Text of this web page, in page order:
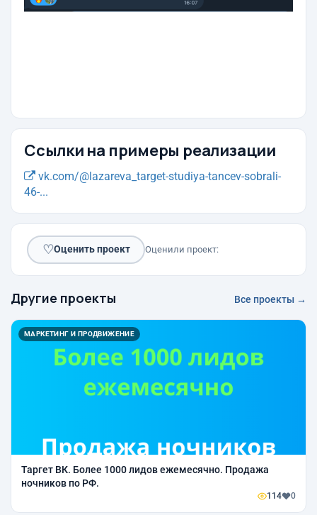
Ссылки на примеры реализации
vk.com/@lazareva_target-studiya-tancev-sobrali-
46-...
♡Оценить проект Оценили проект:
Другие проекты Все проекты →
МАРКЕТИНГ И ПРОДВИЖЕНИЕ
Таргет ВК. Более 1000 лидов ежемесячно. Продажа
ночников по РФ.
114 0